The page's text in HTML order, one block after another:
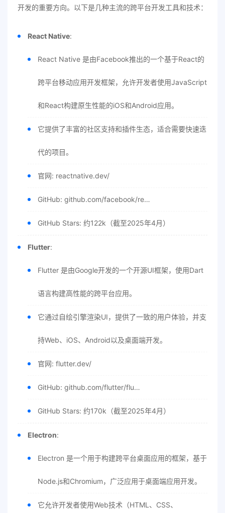
开发的重要方向。以下是几种主流的跨平台开发工具和技术：
React Native:
React Native 是由Facebook推出的一个基于React的
跨平台移动应用开发框架，允许开发者使用JavaScript
和React构建原生性能的iOS和Android应用。
它提供了丰富的社区支持和插件生态，适合需要快速迭
代的项目。
官网: reactnative.dev/
GitHub: github.com/facebook/re…
GitHub Stars: 约122k（截至2025年4月）
Flutter:
Flutter 是由Google开发的一个开源UI框架，使用Dart
语言构建高性能的跨平台应用。
它通过自绘引擎渲染UI，提供了一致的用户体验，并支
持Web、iOS、Android以及桌面端开发。
官网: flutter.dev/
GitHub: github.com/flutter/flu…
GitHub Stars: 约170k（截至2025年4月）
Electron:
Electron 是一个用于构建跨平台桌面应用的框架，基于
Node.js和Chromium，广泛应用于桌面端应用开发。
它允许开发者使用Web技术（HTML、CSS、